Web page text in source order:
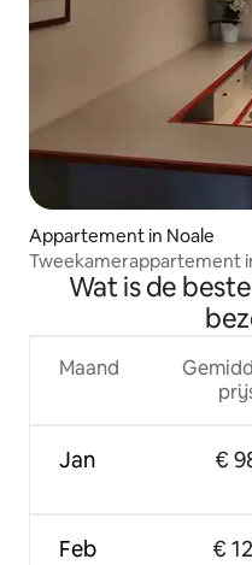
Appartement in Noale
Tweekamerappartement
Wat is de
Maand
Jan
Feb
€
€